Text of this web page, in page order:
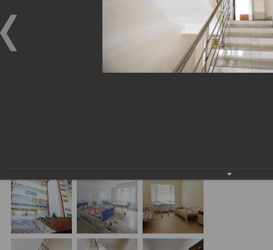
Shahar 3-son bolalar klinik shifoxonasini kapital
31.08.2017
2015 yil boshida «ASIA ALLIANCE BANK» aksiyadorlik
tijorat banki Toshkent shahrida davolash muassasasini